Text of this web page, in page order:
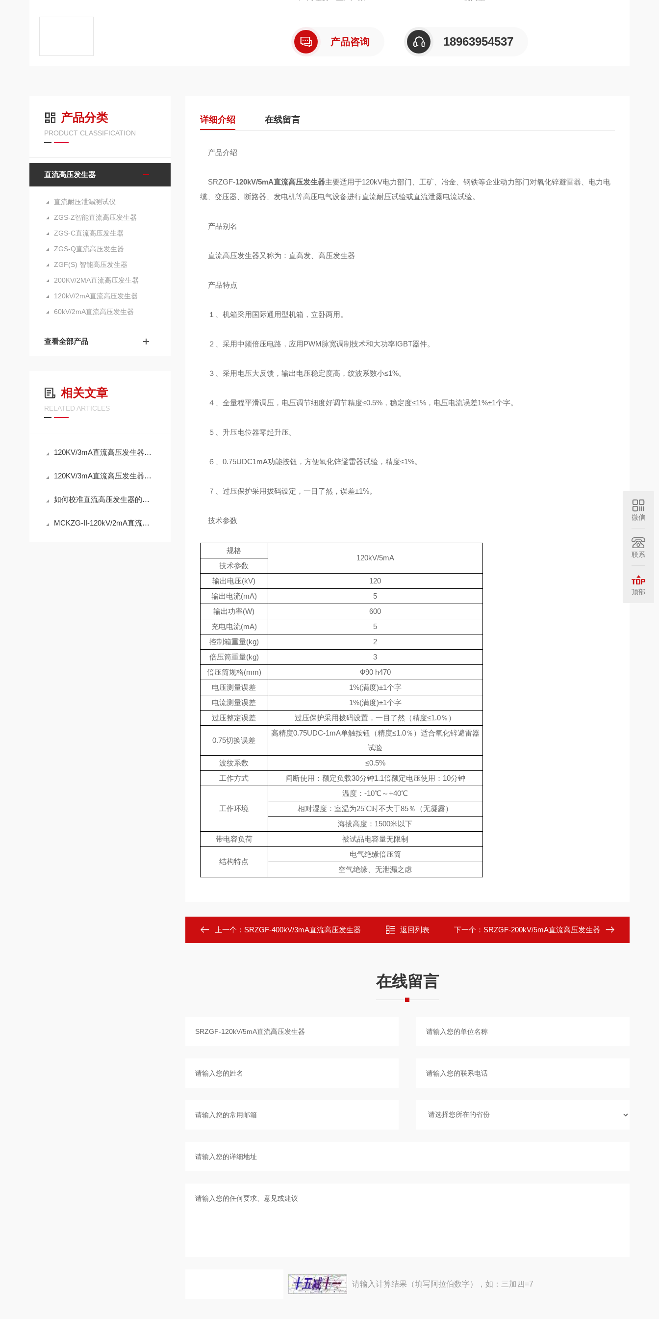
产品咨询 18963954537
产品分类
PRODUCT CLASSIFICATION
直流高压发生器
直流耐压泄漏测试仪
ZGS-Z智能直流高压发生器
ZGS-C直流高压发生器
ZGS-Q直流高压发生器
ZGF(S) 智能高压发生器
200KV/2MA直流高压发生器
120kV/2mA直流高压发生器
60kV/2mA直流高压发生器
查看全部产品
相关文章
RELATED ARTICLES
120KV/3mA直流高压发生器的维护与保养技巧分析
120KV/3mA直流高压发生器高效测试，保障电力设备安全
如何校准直流高压发生器的电压整定值？
MCKZG-II-120kV/2mA直流高压发生器产品介绍
详细介绍 在线留言
产品介绍
SRZGF-120kV/5mA直流高压发生器主要适用于120kV电力部门、工矿、冶金、钢铁等企业动力部门对氧化锌避雷器、电力电
缆、变压器、断路器、发电机等高压电气设备进行直流耐压试验或直流泄露电流试验。
产品别名
直流高压发生器又称为：直高发、高压发生器
产品特点
１、机箱采用国际通用型机箱，立卧两用。
２、采用中频倍压电路，应用PWM脉宽调制技术和大功率IGBT器件。
３、采用电压大反馈，输出电压稳定度高，纹波系数小≤1%。
４、全量程平滑调压，电压调节细度好调节精度≤0.5%，稳定度≤1%，电压电流误差1%±1个字。
５、升压电位器零起升压。
６、0.75UDC1mA功能按钮，方便氧化锌避雷器试验，精度≤1%。
７、过压保护采用拔码设定，一目了然，误差±1%。
技术参数
规格
120kV/5mA
技术参数
输出电压(kV)
120
输出电流(mA)
5
输出功率(W)
600
充电电流(mA)
5
控制箱重量(kg)
2
倍压筒重量(kg)
3
倍压筒规格(mm)
Ф90 h470
电压测量误差
1%(满度)±1个字
电流测量误差
1%(满度)±1个字
过压整定误差
过压保护采用拨码设置，一目了然（精度≤1.0％）
0.75切换误差
高精度0.75UDC-1mA单触按钮（精度≤1.0％）适合氧化锌避雷器
试验
波纹系数
≤0.5%
工作方式
间断使用：额定负载30分钟1.1倍额定电压使用：10分钟
工作环境
温度：-10℃～+40℃
相对湿度：室温为25℃时不大于85％（无凝露）
海拔高度：1500米以下
带电容负荷
被试品电容量无限制
结构特点
电气绝缘倍压筒
空气绝缘、无泄漏之虑
上一个： SRZGF-400kV/3mA直流高压发生器 返回列表 下一个： SRZGF-200kV/5mA直流高压发生器
在线留言
请输入计算结果（填写阿拉伯数字），如：三加四=7
微信
联系
顶部